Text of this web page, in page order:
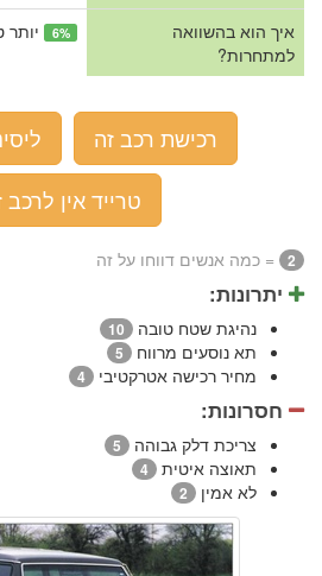
איך הוא בהשוואה
למתחרות?
6% יותר
רכישת רכב זה
טרייד אין לרכב
2 = כמה אנשים דווחו על זה
יתרונות:
נהיגת שטח טובה 10
תא נוסעים מרווח 5
מחיר רכישה אטרקטיבי 4
חסרונות:
צריכת דלק גבוהה 5
תאוצה איטית 4
לא אמין 2